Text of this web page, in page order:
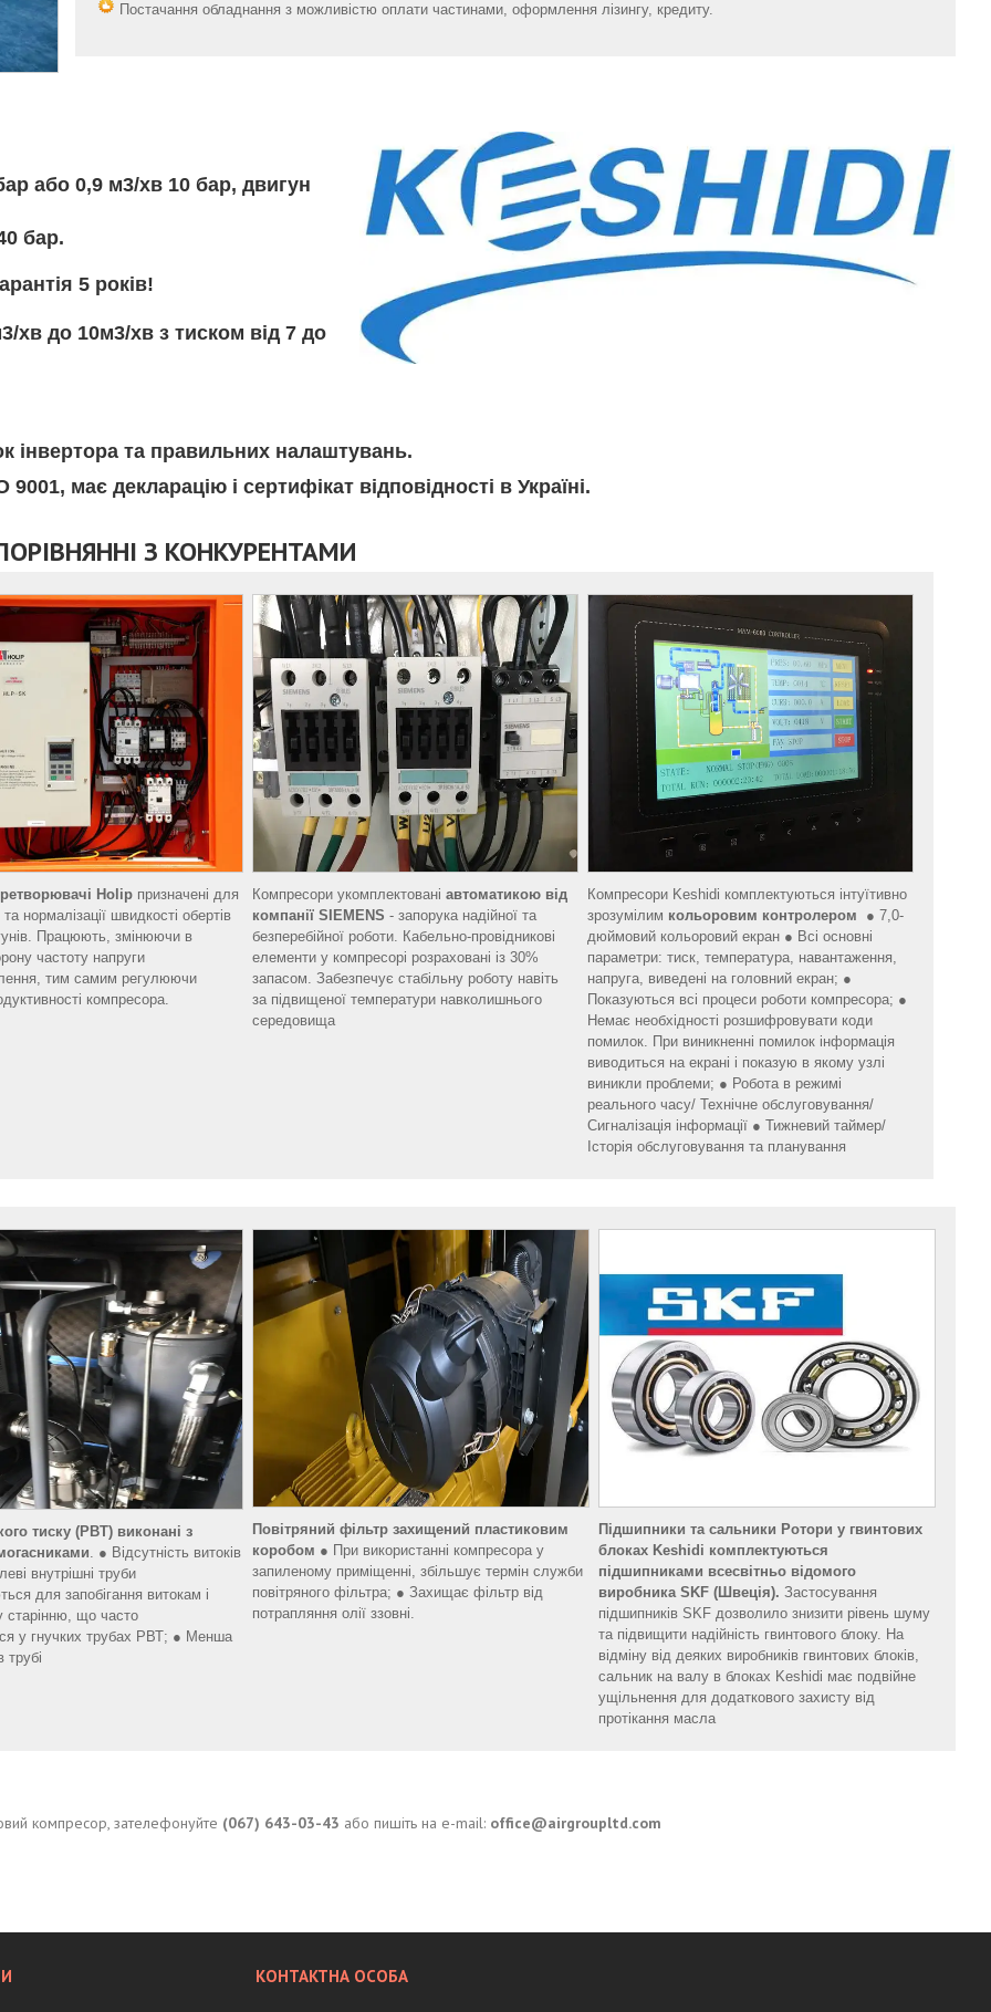
Постачання обладнання з можливістю оплати частинами, оформлення лізингу, кредиту.
або 0,9 м3/хв 10 бар, двигун
бар.
5 років!
хв до 10м3/хв з тиском від 7 до
інвертора та правильних налаштувань.
має декларацію і сертифікат відповідності в Україні.
З КОНКУРЕНТАМИ
Holip призначені для
нормалізації швидкості обертів
Працюють, змінюючи в
частоту напруги
тим самим регулюючи
компресора.
Компресори укомплектовані автоматикою від
компанії SIEMENS - запорука надійної та
безперебійної роботи. Кабельно-провідникові
елементи у компресорі розраховані із 30%
запасом. Забезпечує стабільну роботу навіть
за підвищеної температури навколишнього
середовища
Компресори Keshidi комплектуються інтуїтивно
зрозумілим кольоровим контролером ● 7,0-
дюймовий кольоровий екран ● Всі основні
параметри: тиск, температура, навантаження,
напруга, виведені на головний екран; ●
Показуються всі процеси роботи компресора; ●
Немає необхідності розшифровувати коди
помилок. При виникненні помилок інформація
виводиться на екрані і показую в якому узлі
виникли проблеми; ● Робота в режимі
реального часу/ Технічне обслуговування/
Сигналізація інформації ● Тижневий таймер/
Історія обслуговування та планування
тиску (РВТ) виконані з
. ● Відсутність витоків
внутрішні труби
для запобігання витокам і
старінню, що часто
у гнучких трубах РВТ; ● Менша
трубі
Повітряний фільтр захищений пластиковим
коробом ● При використанні компресора у
запиленому приміщенні, збільшує термін служби
повітряного фільтра; ● Захищає фільтр від
потрапляння олії ззовні.
Підшипники та сальники Ротори у гвинтових
блоках Keshidi комплектуються
підшипниками всесвітньо відомого
виробника SKF (Швеція). Застосування
підшипників SKF дозволило знизити рівень шуму
та підвищити надійність гвинтового блоку. На
відміну від деяких виробників гвинтових блоків,
сальник на валу в блоках Keshidi має подвійне
ущільнення для додаткового захисту від
протікання масла
компресор, зателефонуйте (067) 643-03-43 або пишіть на e-mail: office@airgroupltd.com